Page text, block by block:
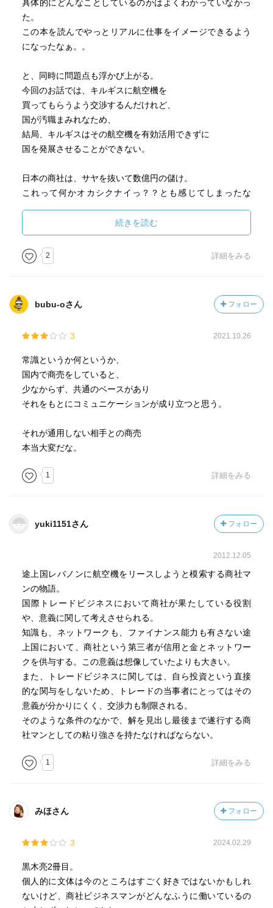
具体的にどんなことしているのかはよくわかっていなかっ
た。
この本を読んでやっとリアルに仕事をイメージできるよう
になったなぁ。。
と、同時に問題点も浮かび上がる。
今回のお話では、キルギスに航空機を
買ってもらうよう交渉するんだけれど、
国が汚職まみれなため、
結局、キルギスはその航空機を有効活用できずに
国を発展させることができない。
日本の商社は、サヤを抜いて数億円の儲け。
これって何かオカシクナイっ？？とも感じてしまったな
キルギスの貧困層のお金が先進国の商社と
キルギスの一部の既得権層に行ってしまっちゃうんだか
ら。
貧困層はやってらんないよね。。
ど。
続きを読む
2 詳細をみる
bubu-oさん フォロー
3 2021.10.26
常識というか何というか、
国内で商売をしていると、
少なからず、共通のベースがあり
それをもとにコミュニケーションが成り立つと思う。
それが通用しない相手との商売
本当大変だな。
1 詳細をみる
yuki1151さん フォロー
2012.12.05
途上国レバノンに航空機をリースしようと模索する商社マ
ンの物語。
国際トレードビジネスにおいて商社が果たしている役割
や、意義に関して考えさせられる。
知識も、ネットワークも、ファイナンス能力も有さない途
上国において、商社という第三者が信用と金とネットワー
クを供与する。この意義は想像していたよりも大きい。
また、トレードビジネスに関しては、自ら投資という直接
的な関与をしないため、トレードの当事者にとってはその
意義が分かりにくく、交渉力も制限される。
そのような条件のなかで、解を見出し最後まで遂行する商
社マンとしての粘り強さを持たなければならない。
1 詳細をみる
みほさん フォロー
3 2024.02.29
黒木亮2冊目。
個人的に文体は今のところはすごく好きではないかもしれ
ないけど、商社ビジネスマンがどんなふうに働いているの